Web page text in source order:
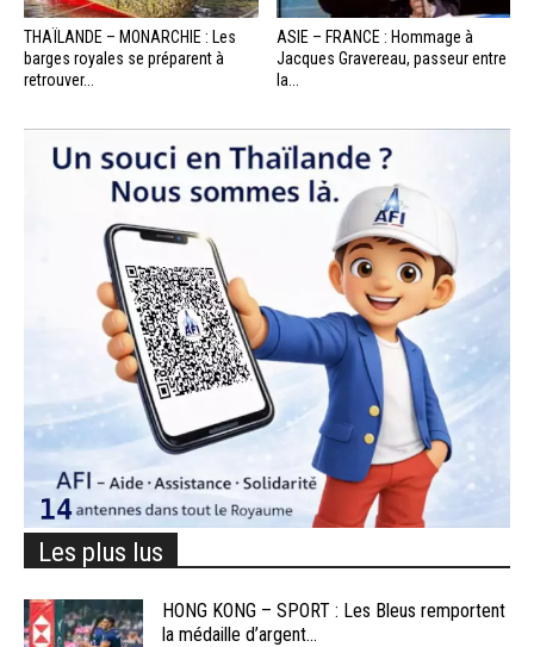
THAÏLANDE – MONARCHIE : Les
barges royales se préparent à
retrouver...
ASIE – FRANCE : Hommage à
Jacques Gravereau, passeur entre
la...
Les plus lus
HONG KONG – SPORT : Les Bleus remportent
la médaille d’argent...